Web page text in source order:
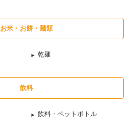
お米・お餅・麺類
乾麺
飲料
飲料・ペットボトル